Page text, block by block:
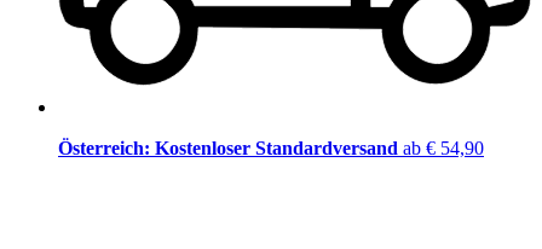
Österreich: Kostenloser Standardversand ab € 54,90